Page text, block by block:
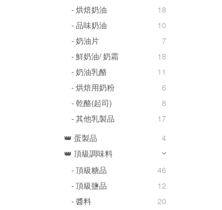
- 烘焙奶油
18
- 品味奶油
10
- 奶油片
7
- 鮮奶油/ 奶霜
18
- 奶油乳酪
11
- 烘焙用奶粉
6
- 乾酪(起司)
8
- 其他乳製品
17
👑 蛋製品
4
👑 頂級調味料
- 頂級糖品
46
- 頂級鹽品
12
- 醬料
20